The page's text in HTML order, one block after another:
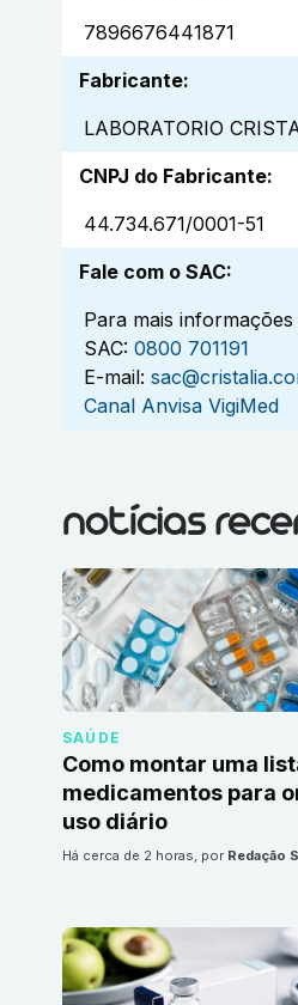
7896676441871
Fabricante:
LABORATORIO
CNPJ do Fabricante:
44.734.671/0001-51
Fale com o SAC:
Para mais
SAC: 0800 701191
E-mail:
Canal Anvisa VigiMed
notícias
SAÚDE
Como montar uma
medicamentos para
uso diário
há cerca de 2 horas, por Redação